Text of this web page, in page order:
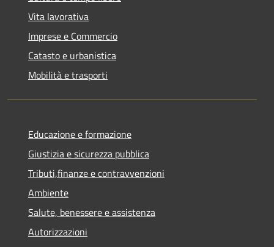
Vita lavorativa
Imprese e Commercio
Catasto e urbanistica
Mobilità e trasporti
Educazione e formazione
Giustizia e sicurezza pubblica
Tributi,finanze e contravvenzioni
Ambiente
Salute, benessere e assistenza
Autorizzazioni